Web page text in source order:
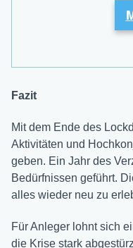
Fazit
Mit dem Ende des
Aktivitäten und
geben. Ein Jahr des
Bedürfnissen geführt.
alles wieder neu zu
Für Anleger lohnt sich
die Krise stark